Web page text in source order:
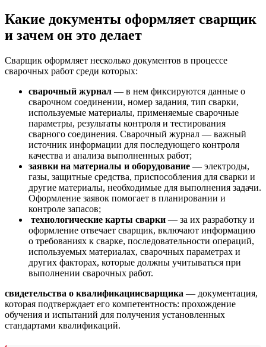
Какие документы оформляет сварщик
и зачем он это делает
Сварщик оформляет несколько документов в процессе
сварочных работ среди которых:
сварочный журнал — в нем фиксируются данные о
сварочном соединении, номер задания, тип сварки,
используемые материалы, применяемые сварочные
параметры, результаты контроля и тестирования
сварного соединения. Сварочный журнал — важный
источник информации для последующего контроля
качества и анализа выполненных работ;
заявки на материалы и оборудование — электроды,
газы, защитные средства, приспособления для сварки и
другие материалы, необходимые для выполнения задачи.
Оформление заявок помогает в планировании и
контроле запасов;
технологические карты сварки — за их разработку и
оформление отвечает сварщик, включают информацию
о требованиях к сварке, последовательности операций,
используемых материалах, сварочных параметрах и
других факторах, которые должны учитываться при
выполнении сварочных работ.
свидетельства о квалификациисварщика — документация,
которая подтверждает его компетентность: прохождение
обучения и испытаний для получения установленных
стандартами квалификаций.